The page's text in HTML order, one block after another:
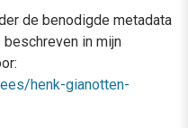
de benodigde metadata
in mijn
henk-gianotten-